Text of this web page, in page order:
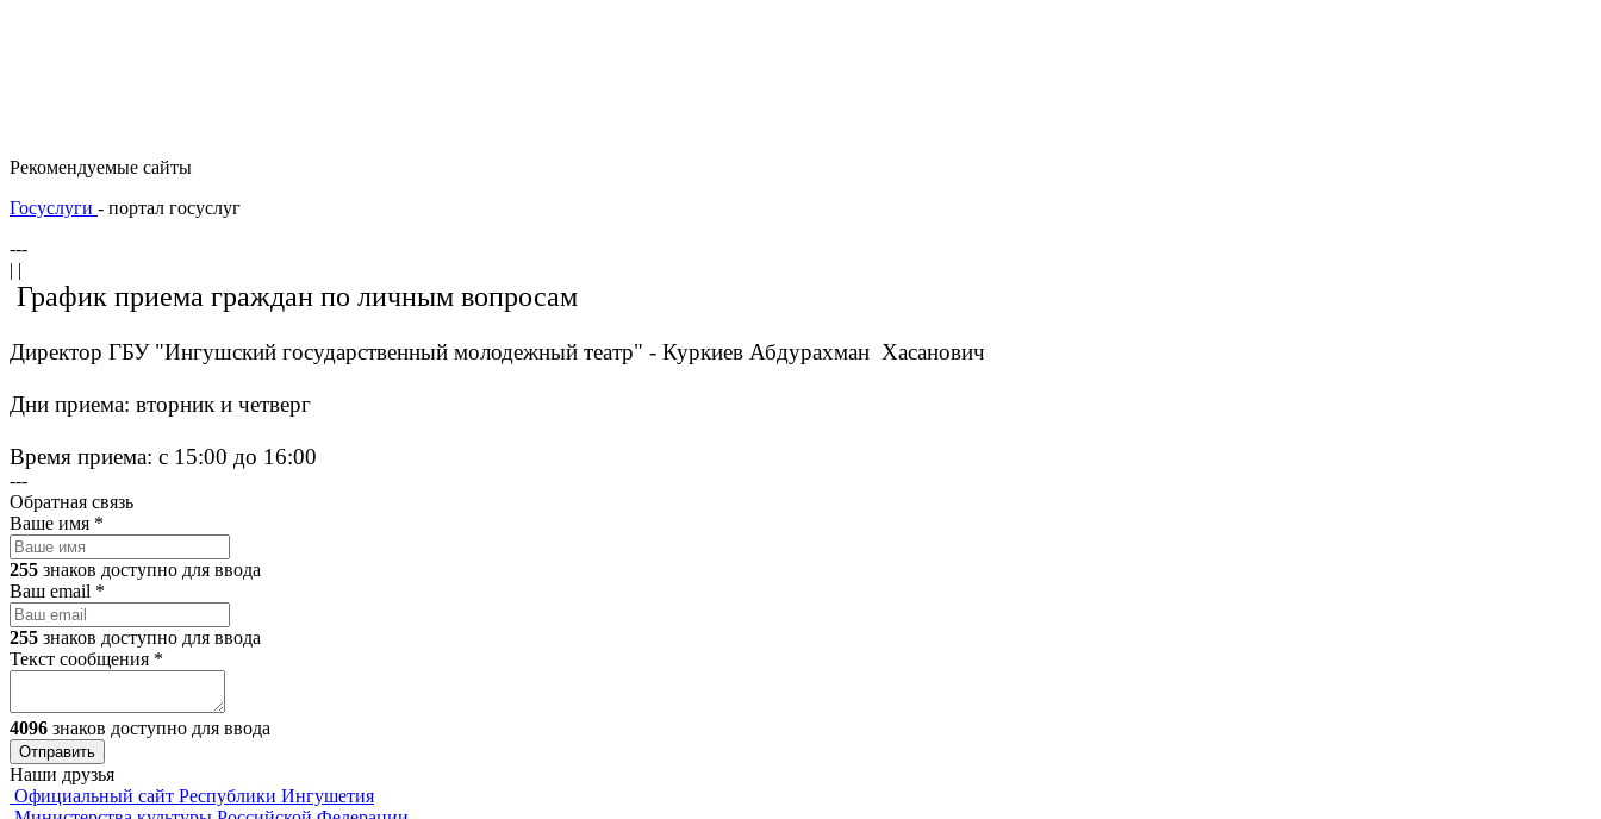
Рекомендуемые сайты
Госуслуги - портал госуслуг
---
| |
График приема граждан по личным вопросам
Директор ГБУ "Ингушский государственный молодежный театр" - Куркиев Абдурахман Хасанович
Дни приема: вторник и четверг
Время приема: с 15:00 до 16:00
---
Обратная связь
Ваше имя *
255 знаков доступно для ввода
Ваш email *
255 знаков доступно для ввода
Текст сообщения *
4096 знаков доступно для ввода
Наши друзья
Официальный сайт Республики Ингушетия